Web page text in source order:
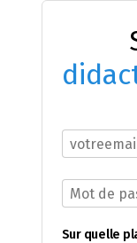
Sur quelle